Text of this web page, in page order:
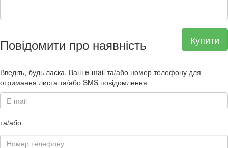
Купити
Повідомити про наявність
Введіть, будь ласка, Ваш e-mail та/або номер телефону для
отримання листа та/або SMS повідомлення
та/або